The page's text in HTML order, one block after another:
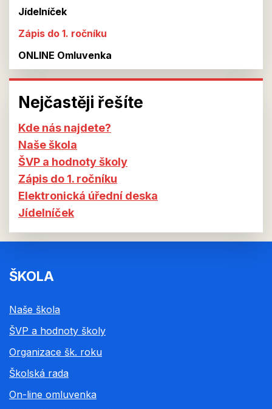
Jídelníček
Zápis do 1. ročníku
ONLINE Omluvenka
Nejčastěji řešíte
Kde nás najdete?
Naše škola
ŠVP a hodnoty školy
Zápis do 1. ročníku
Elektronická úřední deska
Jídelníček
ŠKOLA
Naše škola
ŠVP a hodnoty školy
Organizace šk. roku
Školská rada
On-line omluvenka